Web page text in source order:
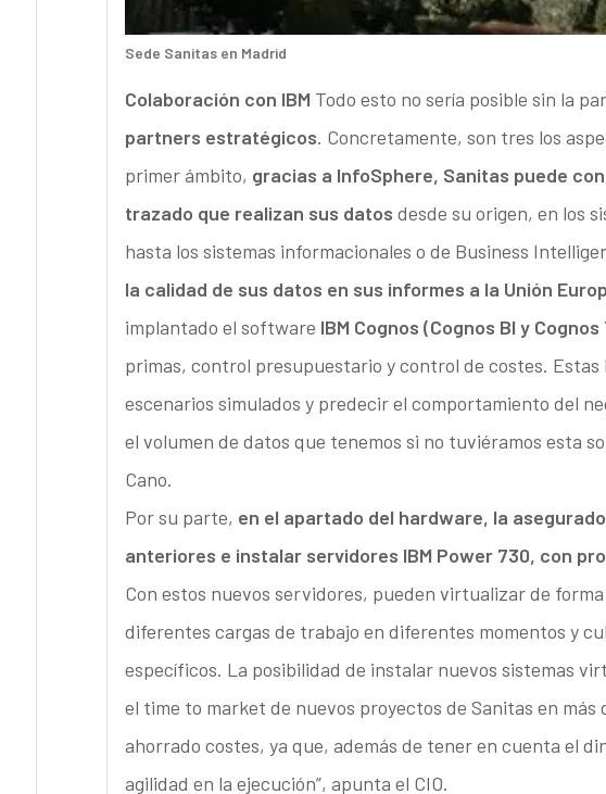
Sede Sanitas en Madrid
Colaboración con IBM Todo esto no sería posible sin la
partners estratégicos. Concretamente, son tres los
primer ámbito, gracias a InfoSphere, Sanitas puede
trazado que realizan sus datos desde su origen, en los
hasta los sistemas informacionales o de Business
la calidad de sus datos en sus informes a la Unión
implantado el software IBM Cognos (Cognos BI y Cognos
primas, control presupuestario y control de costes.
escenarios simulados y predecir el comportamiento del
el volumen de datos que tenemos si no tuviéramos esta
Cano.
Por su parte, en el apartado del hardware, la
anteriores e instalar servidores IBM Power 730, con
Con estos nuevos servidores, pueden virtualizar de
diferentes cargas de trabajo en diferentes momentos y
específicos. La posibilidad de instalar nuevos sistemas
el time to market de nuevos proyectos de Sanitas en más
ahorrado costes, ya que, además de tener en cuenta el
agilidad en la ejecución”, apunta el CIO.